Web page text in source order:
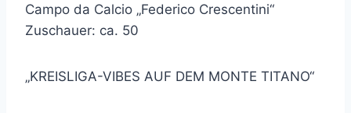
Campo da Calcio „Federico Crescentini“
Zuschauer: ca. 50
„KREISLIGA-VIBES AUF DEM MONTE TITANO“